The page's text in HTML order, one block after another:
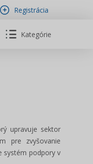
Registrácia
Kategórie
upravuje sektor
pre zvyšovanie
systém podpory v